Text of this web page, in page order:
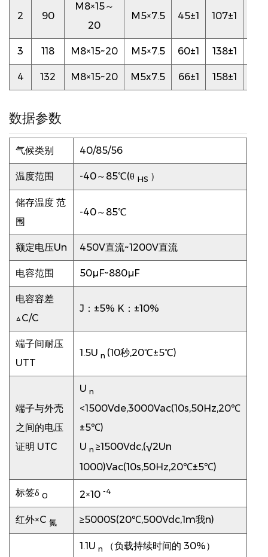
2 90
M8×15～
20
M5×7.5 45±1 107±1
3 118 M8×15~20 M5×7.5 60±1 138±1
4 132 M8×15~20 M5x7.5 66±1 158±1
数据参数
气候类别 40/85/56
温度范围 -40～85℃(θ HS ）
储存温度 范
围
-40～85℃
额定电压Un 450V直流~1200V直流
电容范围 50μF~880μF
电容容差
△C/C
J：±5% K：±10%
端子间耐压
UTT
1.5U n (10秒,20℃±5℃)
端子与外壳
之间的电压
证明 UTC
U n
<1500Vde,3000Vac(10s,50Hz,20℃
±5℃)
U n ≥1500Vdc,(√2Un
1000)Vac(10s,50Hz,20℃±5℃)
标签δ 0 2×10 -4
红外×C 氮 ≥5000S(20℃,500Vdc,1m我n)
1.1U n （负载持续时间的 30%）